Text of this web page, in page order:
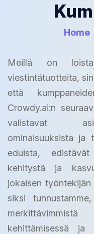
Home
Meillä on
viestintätuotteita,
että
Crowdy.ai:n
valistavat
ominaisuuksista ja
eduista,
kehitystä ja
jokaisen
siksi
kehittämisessä ja